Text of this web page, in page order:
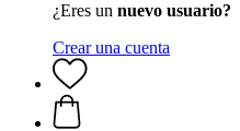
¿Eres un nuevo usuario?
Crear una cuenta